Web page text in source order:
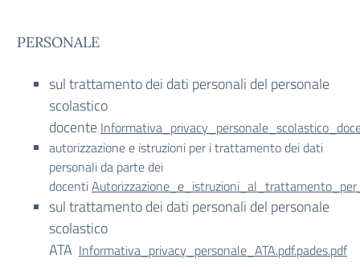
PERSONALE
sul trattamento dei dati personali del personale
scolastico
docente
autorizzazione e istruzioni per i trattamento dei dati
personali da parte dei
docenti
sul trattamento dei dati personali del personale
scolastico
ATA Informativa_privacy_personale_ATA.pdf.pades.pdf